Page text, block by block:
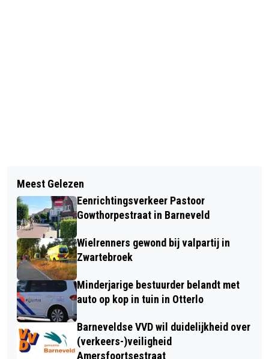
STERKERE REGIONALE
SAMENWERKING: RIJN IJSSEL
BRENGT BOL-OPLEIDINGEN ONDER IN
WAGENINGEN
TANKEN OVER DE GRENS NÓG
VOORDELIGER: ZOVEEL BESPAAR JE
VANUIT BARNEVELD
Meest Gelezen
Eenrichtingsverkeer Pastoor
Gowthorpestraat in Barneveld
Wielrenners gewond bij valpartij in
Zwartebroek
Minderjarige bestuurder belandt met
auto op kop in tuin in Otterlo
Barneveldse VVD wil duidelijkheid over
(verkeers-)veiligheid
Amersfoortsestraat